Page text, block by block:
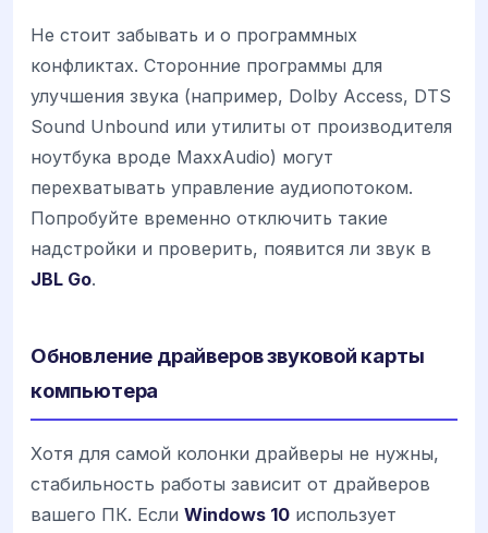
Не стоит забывать и о программных
конфликтах. Сторонние программы для
улучшения звука (например, Dolby Access, DTS
Sound Unbound или утилиты от производителя
ноутбука вроде MaxxAudio) могут
перехватывать управление аудиопотоком.
Попробуйте временно отключить такие
надстройки и проверить, появится ли звук в
JBL Go.
Обновление драйверов звуковой карты
компьютера
Хотя для самой колонки драйверы не нужны,
стабильность работы зависит от драйверов
вашего ПК. Если Windows 10 использует